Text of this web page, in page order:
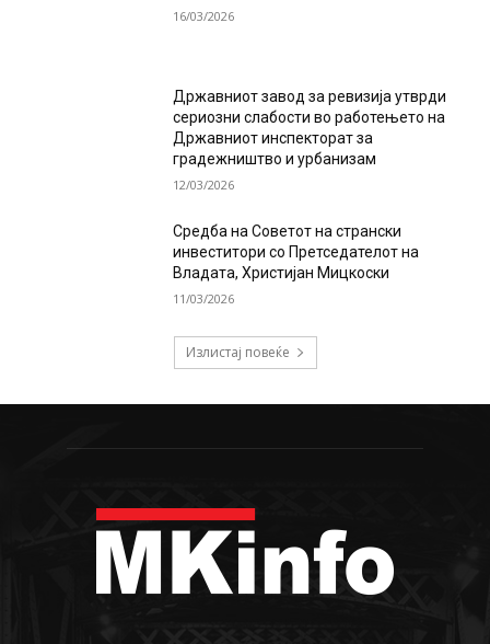
16/03/2026
Државниот завод за ревизија утврди
сериозни слабости во работењето на
Државниот инспекторат за
градежништво и урбанизам
12/03/2026
Средба на Советот на странски
инвеститори со Претседателот на
Владата, Христијан Мицкоски
11/03/2026
Излистај повеќе